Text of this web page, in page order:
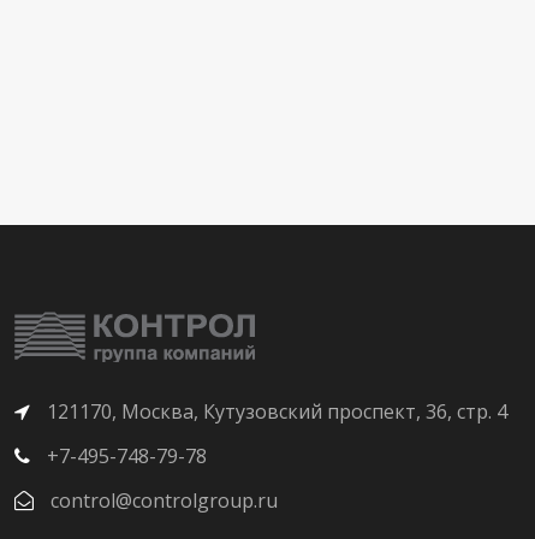
121170, Москва, Кутузовский проспект, 36, стр. 4
+7-495-748-79-78
control@controlgroup.ru